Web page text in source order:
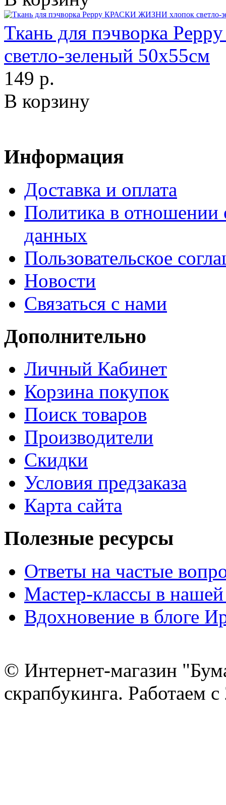
Ткань для пэчворка
светло-зеленый 50х55см
149 р.
В корзину
Информация
Доставка и оплата
Политика в отношении
данных
Пользовательское
Новости
Связаться с нами
Дополнительно
Личный Кабинет
Корзина покупок
Поиск товаров
Производители
Скидки
Условия предзаказа
Карта сайта
Полезные ресурсы
Ответы на частые
Мастер-классы в нашей
Вдохновение в блоге
© Интернет-магазин
скрапбукинга. Работаем с